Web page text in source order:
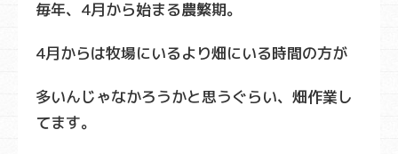
毎年、4月から始まる農繁期。
4月からは牧場にいるより畑にいる時間の方が
多いんじゃなかろうかと思うぐらい、畑作業し
てます。